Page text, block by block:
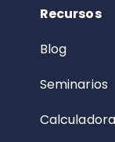
Recursos
Blog
Seminarios